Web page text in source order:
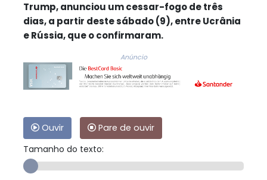
Trump, anunciou um cessar-fogo de três
dias, a partir deste sábado (9), entre Ucrânia
e Rússia, que o confirmaram.
Anúncio
Ouvir
Pare de ouvir
Tamanho do texto: